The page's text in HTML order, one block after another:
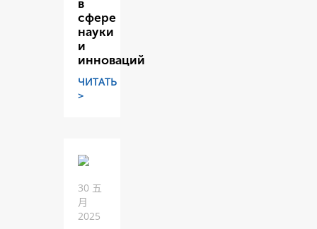
в
сфере
науки
и
инноваций
ЧИТАТЬ
>
30 五
月
2025